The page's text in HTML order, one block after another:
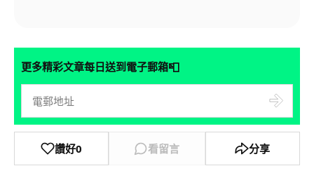
更多精彩文章每日送到電子郵箱📮
讚好0 看留言 分享